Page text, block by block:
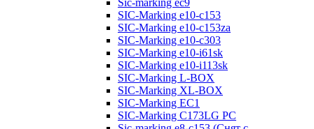
Sic-marking ec9
SIC-Marking e10-c153
SIC-Marking e10-c153za
SIC-Marking e10-c303
SIC-Marking e10-i61sk
SIC-Marking e10-i113sk
SIC-Marking L-BOX
SIC-Marking XL-BOX
SIC-Marking EC1
SIC-Marking C173LG PC